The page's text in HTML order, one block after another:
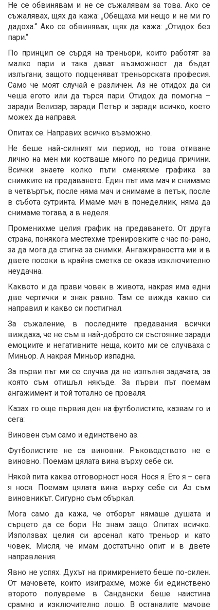
Не се обвинявам и не се съжалявам за това. Ако се
съжалявах, щях да кажа: „Обещаха ми нещо и не ми го
дадоха.“ Ако се обвинявах, щях да кажа: „Отидох без
пари.“
По принцип се сърдя на треньори, които работят за
малко пари и така дават възможност да бъдат
излъгани, защото подценяват треньорската професия.
Само че моят случай е различен. Аз не отидох да си
чеша егото или да търся пари. Отидох да помогна –
заради Велизар, заради Петър и заради всичко, което
можех да направя.
Опитах се. Направих всичко възможно.
Не беше най-силният ми период, но това отиване
лично на мен ми костваше много по редица причини.
Всички знаете колко пъти сменяхме графика за
снимките на предаването. Един път има мач и снимаме
в четвъртък, после няма мач и снимаме в петък, после
в събота сутринта. Имаме мач в понеделник, няма да
снимаме тогава, а в неделя.
Променихме целия график на предаването. От друга
страна, понякога местехме тренировките с час по-рано,
за да мога да стигна за снимки. Ангажираността ми и в
двете посоки в крайна сметка се оказа изключително
неудачна.
Каквото и да прави човек в живота, накрая има едни
две чертички и знак равно. Там се вижда какво си
направил и какво си постигнал.
За съжаление, в последните предавания всички
виждаха, че не съм в най-доброто си състояние заради
емоциите и негативните неща, които ми се случваха с
Миньор. А накрая Миньор изпадна.
За първи път ми се случва да не изпълня задачата, за
която съм отишъл някъде. За първи път поемам
ангажимент и той тотално се проваля.
Казах го още първия ден на футболистите, казвам го и
сега:
Виновен съм само и единствено аз.
Футболистите не са виновни. Ръководството не е
виновно. Поемам цялата вина върху себе си.
Някой пита каква отговорност нося. Нося я. Ето я – сега
я нося. Поемам цялата вина върху себе си. Аз съм
виновникът. Сигурно съм сбъркал.
Мога само да кажа, че отборът нямаше душата и
сърцето да се бори. Не знам защо. Опитах всичко.
Използвах целия си арсенал като треньор и като
човек. Мисля, че имам достатъчно опит и в двете
направления.
Явно не успях. Духът на примирението беше по-силен.
От мачовете, които изиграхме, може би единствено
второто полувреме в Сандански беше наистина
срамно и изключително лошо. В останалите мачове